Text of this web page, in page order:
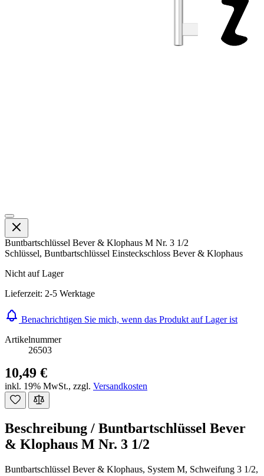
Buntbartschlüssel Bever & Klophaus M Nr. 3 1/2
Schlüssel, Buntbartschlüssel Einsteckschloss Bever & Klophaus
Nicht auf Lager
Lieferzeit: 2-5 Werktage
Benachrichtigen Sie mich, wenn das Produkt auf Lager ist
Artikelnummer
26503
10,49 €
inkl. 19% MwSt., zzgl. Versandkosten
Beschreibung / Buntbartschlüssel Bever
& Klophaus M Nr. 3 1/2
Buntbartschlüssel Bever & Klophaus, System M, Schweifung 3 1/2,